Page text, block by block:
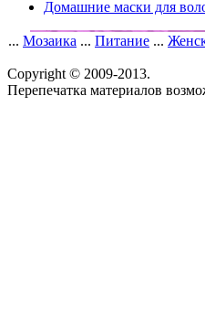
Домашние маски для
... Мозаика ... Питание ...
Copyright © 2009-2013.
Перепечатка материалов